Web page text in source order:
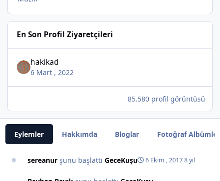
En Son Profil Ziyaretçileri
hakikad
6 Mart , 2022
85.580 profil görüntüsü
Eylemler Hakkımda Bloglar Fotoğraf
sereanur şunu başlattı GeceKuşu 6 Ekim , 20178 yıl